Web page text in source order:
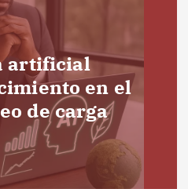
artificial
en el
de carga